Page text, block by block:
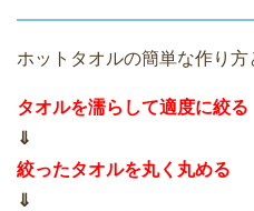
ホットタオルの簡単な作り方
タオルを濡らして適度に絞る
⇓
絞ったタオルを丸く丸める
⇓